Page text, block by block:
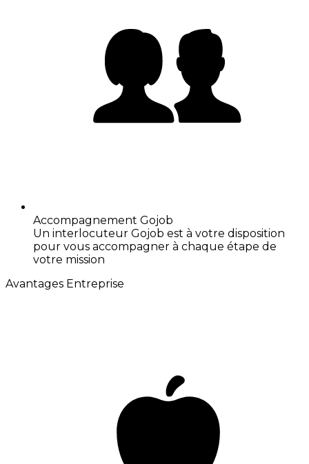
Accompagnement Gojob
Un interlocuteur Gojob est à votre disposition
pour vous accompagner à chaque étape de
votre mission
Avantages Entreprise